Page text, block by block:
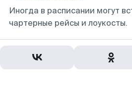
Иногда в расписании могут
чартерные рейсы и лоукосты.